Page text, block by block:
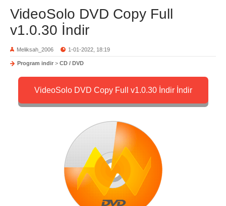
VideoSolo DVD Copy Full
v1.0.30 İndir
Meliksah_2006 1-01-2022, 18:19
Program indir > CD / DVD
VideoSolo DVD Copy Full v1.0.30 İndir İndir